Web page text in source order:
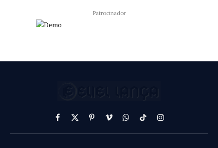
Patrocinador
Facebook
X
(Twitter)
PinterestVimeoWhatsApp
TikTokInstagram